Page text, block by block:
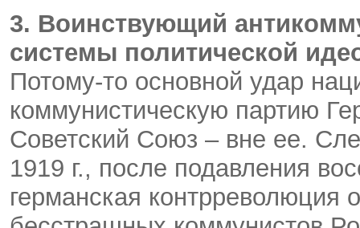
3. Воинствующий
системы политической
Потому-то основной удар
коммунистическую партию
Советский Союз – вне ее.
1919 г., после подавления
германская контрреволюция